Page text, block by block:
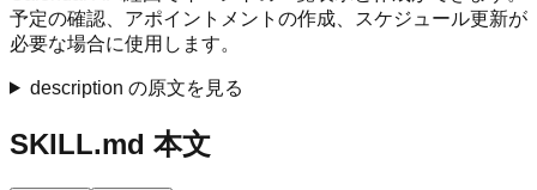
予定の確認、アポイントメントの作成、スケジュール更新が
必要な場合に使用します。
description の原文を見る
SKILL.md 本文